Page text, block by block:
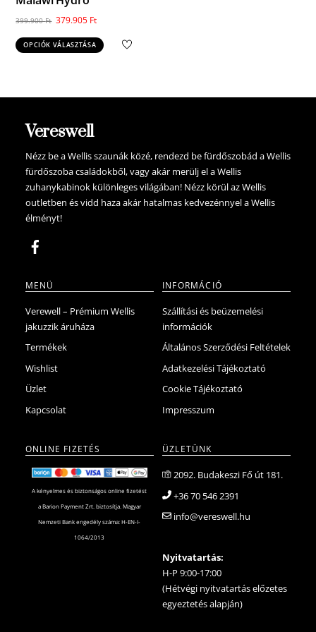
399.900Ft Original
price
was:
379.905 FtCurrent
price
is:
OPCIÓK VÁLASZTÁSA
Ennek
változatok
a
termékoldalon
választhatók
Vereswell
Nézz be a Wellis szaunák közé, rendezd be fürdőszobád a Wellis
fürdőszoba családokből, vagy akár merülj el a Wellis
zuhanykabinok különleges világában! Nézz körül az Wellis
outletben és vidd haza akár hatalmas kedvezénnyel a Wellis
élményt!
MENÜ
Verewell – Prémium Wellis
jakuzzik áruháza
Termékek
Wishlist
Üzlet
Kapcsolat
INFORMÁCIÓ
Szállítási és beüzemelési
információk
Általános Szerződési Feltételek
Adatkezelési Tájékoztató
Cookie Tájékoztató
Impresszum
ONLINE FIZETÉS
A kényelmes és biztonságos online fizetést
a Barion Payment Zrt. biztosítja. Magyar
Nemzeti Bank engedély száma: H-EN-I-
1064/2013
ÜZLETÜNK
2092. Budakeszi Fő út 181.
+36 70 546 2391
info@vereswell.hu
Nyitvatartás:
H-P 9:00-17:00
(Hétvégi nyitvatartás előzetes
egyeztetés alapján)